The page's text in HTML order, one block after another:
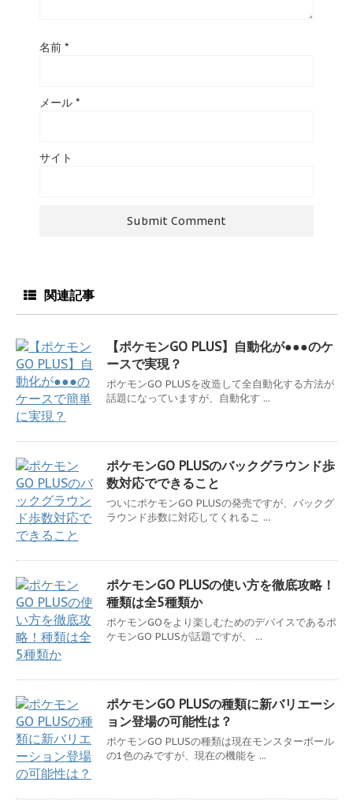
名前 *
メール *
サイト
関連記事
【ポケモンGO PLUS】自動化が●●●のケ
ースで実現？
ポケモンGO PLUSを改造して全自動化する方法が
話題になっていますが、自動化す ...
ポケモンGO PLUSのバックグラウンド歩
数対応でできること
ついにポケモンGO PLUSの発売ですが、バックグ
ラウンド歩数に対応してくれるこ ...
ポケモンGO PLUSの使い方を徹底攻略！
種類は全5種類か
ポケモンGOをより楽しむためのデバイスであるポ
ケモンGO PLUSが話題ですが、 ...
ポケモンGO PLUSの種類に新バリエーシ
ョン登場の可能性は？
ポケモンGO PLUSの種類は現在モンスターボール
の1色のみですが、現在の機能を ...